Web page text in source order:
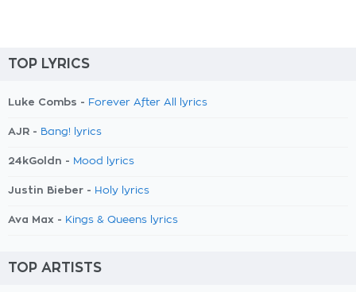
TOP LYRICS
Luke Combs - Forever After All lyrics
AJR - Bang! lyrics
24kGoldn - Mood lyrics
Justin Bieber - Holy lyrics
Ava Max - Kings & Queens lyrics
TOP ARTISTS